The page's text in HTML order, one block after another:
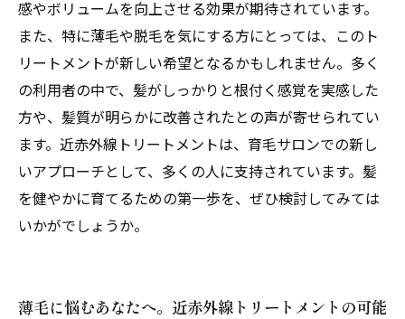
感やボリュームを向上させる効果が期待されています。
また、特に薄毛や脱毛を気にする方にとっては、このト
リートメントが新しい希望となるかもしれません。多く
の利用者の中で、髪がしっかりと根付く感覚を実感した
方や、髪質が明らかに改善されたとの声が寄せられてい
ます。近赤外線トリートメントは、育毛サロンでの新し
いアプローチとして、多くの人に支持されています。髪
を健やかに育てるための第一歩を、ぜひ検討してみては
いかがでしょうか。
薄毛に悩むあなたへ。近赤外線トリートメントの可能